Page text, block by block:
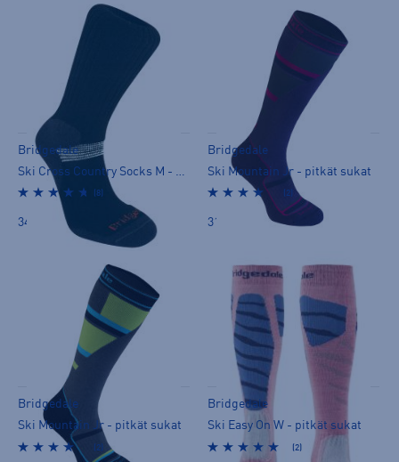
Bridgedale
(8)
34,90 €
Bridgedale
Ski Mountain Jr - pitkät sukat
(2)
31,90 €
Bridgedale
Ski Mountain Jr - pitkät sukat
(2)
Bridgedale
Ski Easy On W - pitkät sukat
(2)